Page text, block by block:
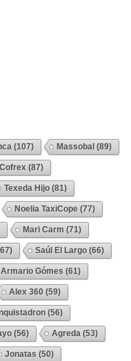
(107) Massobal (89)
(87)
Texeda Hijo (81)
Noelia TaxiCope (77)
Mari Carm (71)
Saúl El Largo (66)
Armario Gómes (61)
Alex 360 (59)
(56)
(56) Agreda (53)
Jonatas (50)